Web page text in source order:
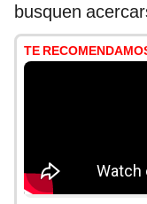
busquen
TE